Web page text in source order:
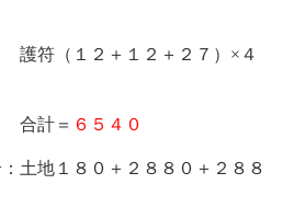
１２＋２７）×４
６５４０
土地１８０＋２８８０＋２８８